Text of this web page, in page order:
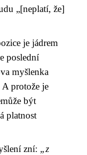
„[neplatí, že]
je jádrem
poslední
myšlenka
protože je
být
platnost
zní: „z